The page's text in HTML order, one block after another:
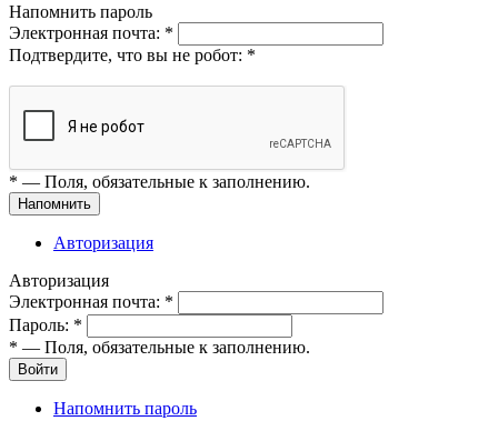
Напомнить пароль
Электронная почта: *
Подтвердите, что вы не робот: *
* — Поля, обязательные к заполнению.
Напомнить
Авторизация
Авторизация
Электронная почта: *
Пароль: *
* — Поля, обязательные к заполнению.
Войти
Напомнить пароль